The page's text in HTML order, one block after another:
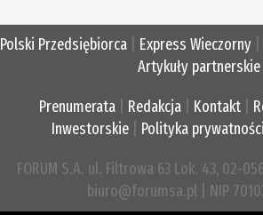
Polski Przedsiębiorca Express Wieczorny
Artykuły partnerskie
Prenumerata Redakcja Kontakt
Inwestorskie| Polityka prywatności
FORUM S.A. ul. Filtrowa 63 Lok. 43, 02-
biuro@forumsa.pl | NIP